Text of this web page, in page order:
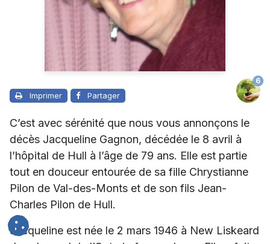
Imprimer Partager
6
C’est avec sérénité que nous vous annonçons le
décès Jacqueline Gagnon, décédée le 8 avril à
l’hôpital de Hull à l’âge de 79 ans. Elle est partie
tout en douceur entourée de sa fille Chrystianne
Pilon de Val-des-Monts et de son fils Jean-
Charles Pilon de Hull.
Jacqueline est née le 2 mars 1946 à New Liskeard